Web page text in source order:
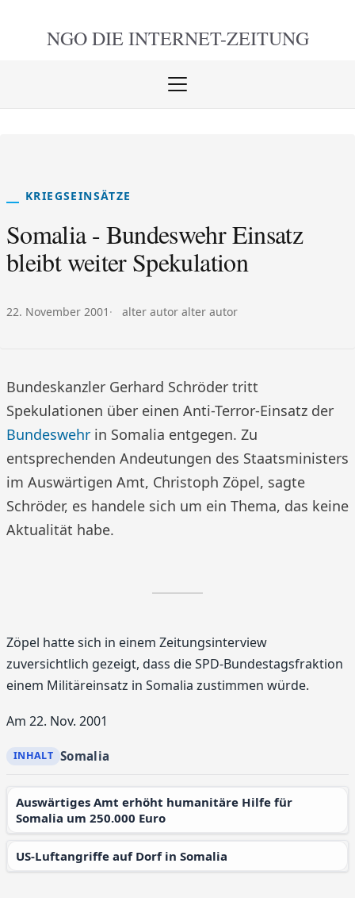
NGO DIE INTERNET-ZEITUNG
Menü
KRIEGSEINSÄTZE
Somalia - Bundeswehr Einsatz
bleibt weiter Spekulation
Veröffentlicht am:
22. November 2001 Autor:
alter autor alter autor
Bundeskanzler Gerhard Schröder tritt
Spekulationen über einen Anti-Terror-Einsatz der
Bundeswehr in Somalia entgegen. Zu
entsprechenden Andeutungen des Staatsministers
im Auswärtigen Amt, Christoph Zöpel, sagte
Schröder, es handele sich um ein Thema, das keine
Aktualität habe.
Zöpel hatte sich in einem Zeitungsinterview
zuversichtlich gezeigt, dass die SPD-Bundestagsfraktion
einem Militäreinsatz in Somalia zustimmen würde.
Am 22. Nov. 2001
Somalia
Auswärtiges Amt erhöht humanitäre Hilfe für
Somalia um 250.000 Euro
US-Luftangriffe auf Dorf in Somalia